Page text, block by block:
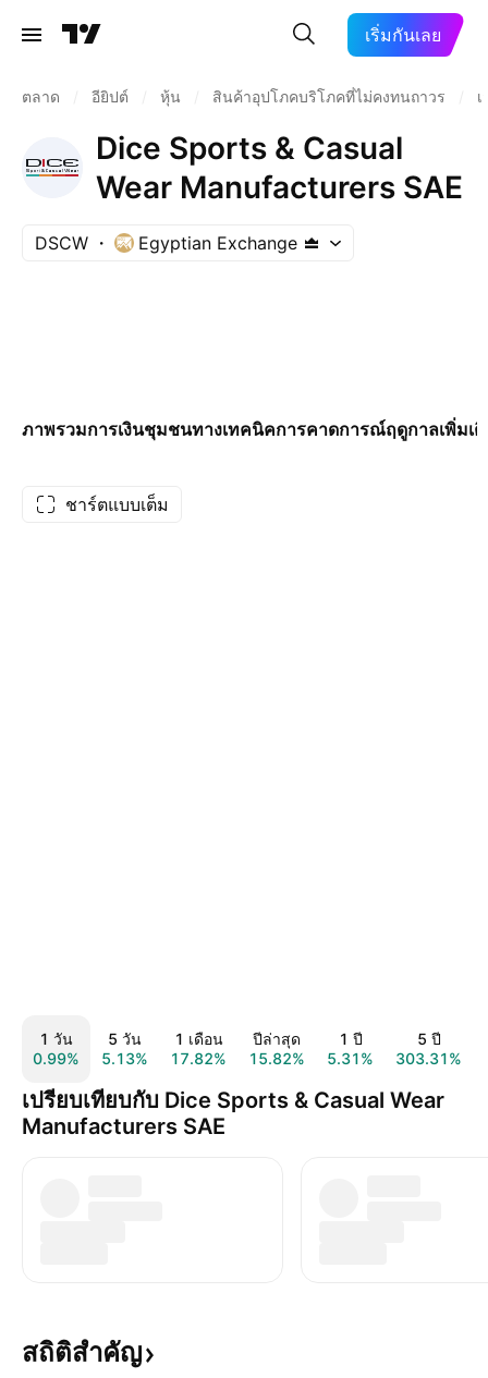
เริ่มกันเลย
ตลาด อียิปต์ หุ้น สินค้าอุปโภคบริโภคที่ไม่คงทนถาวร
Dice Sports & Casual
Wear Manufacturers SAE
DSCW Egyptian Exchange
ภาพรวมการเงินชุมชนทางเทคนิคการคาดการณ์ฤดูกาลเพิ่มเ
ชาร์ตแบบเต็ม
1 วัน
0.99%
5 วัน
5.13%
1 เดือน
17.82%
ปีล่าสุด
15.82%
1 ปี
5.31%
5 ปี
303.31%
เปรียบเทียบกับ Dice Sports & Casual Wear
Manufacturers SAE
สถิติสำคัญ